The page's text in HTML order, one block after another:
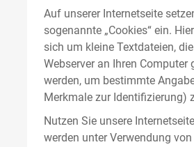
Auf unserer Internetseite
sogenannte „Cookies“ ein.
sich um kleine Textdateien,
Webserver an Ihren Computer
werden, um bestimmte
Merkmale zur Identifizierung)
Nutzen Sie unsere
werden unter Verwendung